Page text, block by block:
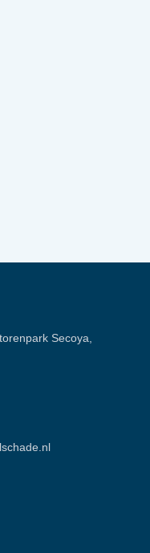
Secoya,